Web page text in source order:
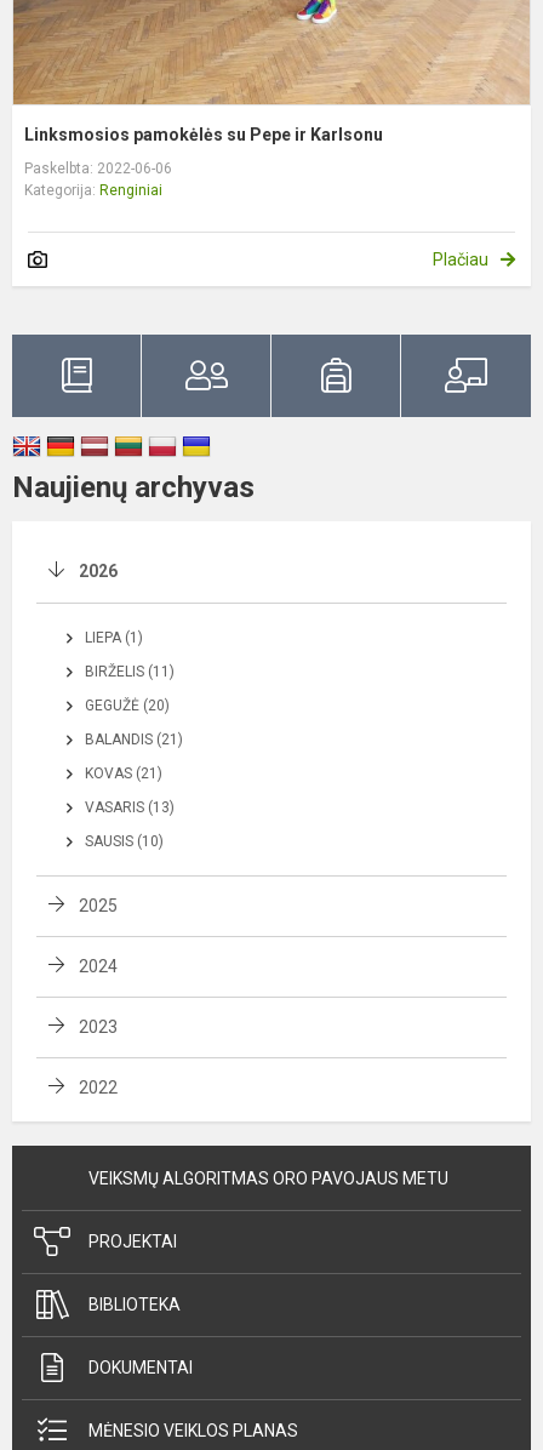
Linksmosios pamokėlės su Pepe ir Karlsonu
Paskelbta: 2022-06-06
Kategorija: Renginiai
Plačiau
Naujienų archyvas
2026
LIEPA (1)
BIRŽELIS (11)
GEGUŽĖ (20)
BALANDIS (21)
KOVAS (21)
VASARIS (13)
SAUSIS (10)
2025
2024
2023
2022
VEIKSMŲ ALGORITMAS ORO PAVOJAUS METU
PROJEKTAI
BIBLIOTEKA
DOKUMENTAI
MĖNESIO VEIKLOS PLANAS